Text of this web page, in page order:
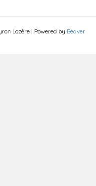
Lozère | Powered by Beaver